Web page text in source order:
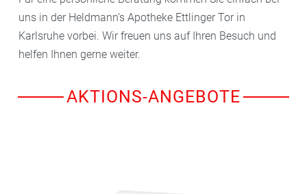
uns in der Heldmann‘s Apotheke Ettlinger Tor in
Karlsruhe vorbei. Wir freuen uns auf Ihren Besuch und
helfen Ihnen gerne weiter.
AKTIONS-ANGEBOTE